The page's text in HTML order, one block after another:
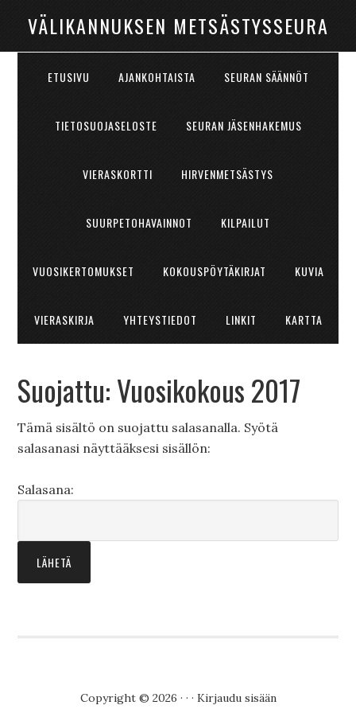
VÄLIKANNUKSEN METSÄSTYSSEURA
ETUSIVU AJANKOHTAISTA SEURAN SÄÄNNÖT
TIETOSUOJASELOSTE SEURAN JÄSENHAKEMUS
VIERASKORTTI HIRVENMETSÄSTYS
SUURPETOHAVAINNOT KILPAILUT
VUOSIKERTOMUKSET KOKOUSPÖYTÄKIRJAT KUVIA
VIERASKIRJA YHTEYSTIEDOT LINKIT KARTTA
Suojattu: Vuosikokous 2017
Tämä sisältö on suojattu salasanalla. Syötä
salasanasi näyttääksesi sisällön:
Salasana:
Copyright © 2026 · · · Kirjaudu sisään